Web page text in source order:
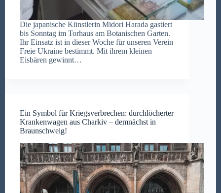
Die japanische Künstlerin Midori Harada gastiert
bis Sonntag im Torhaus am Botanischen Garten.
Ihr Einsatz ist in dieser Woche für unseren Verein
Freie Ukraine bestimmt. Mit ihrem kleinen
Eisbären gewinnt…
Ein Symbol für Kriegsverbrechen: durchlöcherter
Krankenwagen aus Charkiv – demnächst in
Braunschweig!